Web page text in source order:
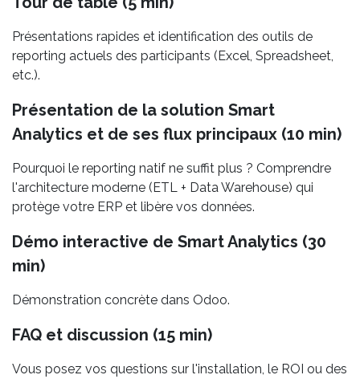
Présentations rapides et identification des outils de
reporting actuels des participants (Excel, Spreadsheet,
etc.).
Présentation de la solution Smart
Analytics et de ses flux principaux (10 min)
Pourquoi le reporting natif ne suffit plus ? Comprendre
l'architecture moderne (ETL + Data Warehouse) qui
protège votre ERP et libère vos données.
Démo interactive de Smart Analytics (30
min)
Démonstration concrète dans Odoo.
FAQ et discussion (15 min)
Vous posez vos questions sur l'installation, le ROI ou des